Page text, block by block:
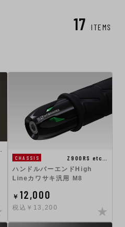
17 ITEMS
CHASSIS
Z900RS etc…
ハンドルバーエンドHigh
Lineカワサキ汎用 M8
￥ 12,000
税込￥13,200